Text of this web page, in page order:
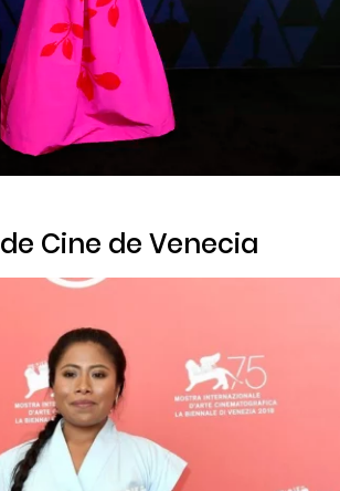
Cine de Venecia